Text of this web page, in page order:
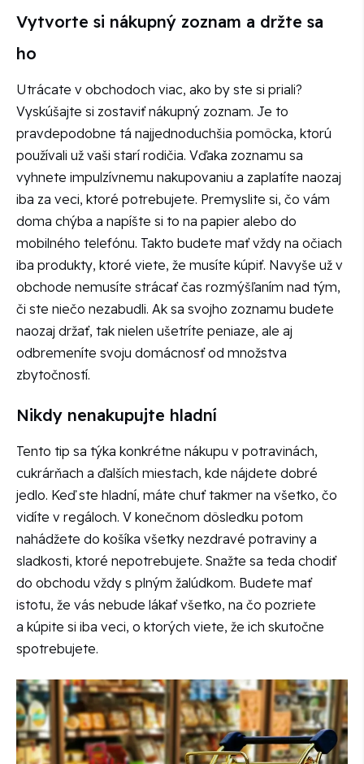
Vytvorte si nákupný zoznam a držte sa
ho
Utrácate v obchodoch viac, ako by ste si priali?
Vyskúšajte si zostaviť nákupný zoznam. Je to
pravdepodobne tá najjednoduchšia pomôcka, ktorú
používali už vaši starí rodičia. Vďaka zoznamu sa
vyhnete impulzívnemu nakupovaniu a zaplatíte naozaj
iba za veci, ktoré potrebujete. Premyslite si, čo vám
doma chýba a napíšte si to na papier alebo do
mobilného telefónu. Takto budete mať vždy na očiach
iba produkty, ktoré viete, že musíte kúpiť. Navyše už v
obchode nemusíte strácať čas rozmýšľaním nad tým,
či ste niečo nezabudli. Ak sa svojho zoznamu budete
naozaj držať, tak nielen ušetríte peniaze, ale aj
odbremeníte svoju domácnosť od množstva
zbytočností.
Nikdy nenakupujte hladní
Tento tip sa týka konkrétne nákupu v potravinách,
cukrárňach a ďalších miestach, kde nájdete dobré
jedlo. Keď ste hladní, máte chuť takmer na všetko, čo
vidíte v regáloch. V konečnom dôsledku potom
nahádžete do košíka všetky nezdravé potraviny a
sladkosti, ktoré nepotrebujete. Snažte sa teda chodiť
do obchodu vždy s plným žalúdkom. Budete mať
istotu, že vás nebude lákať všetko, na čo pozriete
a kúpite si iba veci, o ktorých viete, že ich skutočne
spotrebujete.